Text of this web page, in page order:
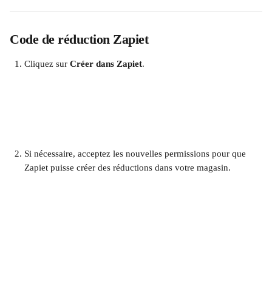
Code de réduction Zapiet
Cliquez sur Créer dans Zapiet.
Si nécessaire, acceptez les nouvelles permissions pour que
Zapiet puisse créer des réductions dans votre magasin.